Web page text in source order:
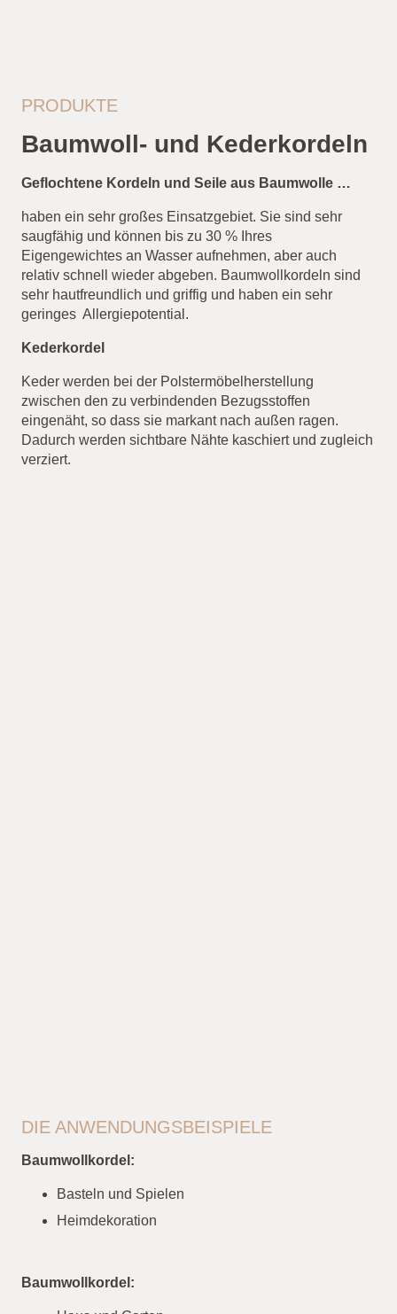
PRODUKTE
Baumwoll- und Kederkordeln
Geflochtene Kordeln und Seile aus Baumwolle …
haben ein sehr großes Einsatzgebiet. Sie sind sehr
saugfähig und können bis zu 30 % Ihres
Eigengewichtes an Wasser aufnehmen, aber auch
relativ schnell wieder abgeben. Baumwollkordeln sind
sehr hautfreundlich und griffig und haben ein sehr
geringes Allergiepotential.
Kederkordel
Keder werden bei der Polstermöbelherstellung
zwischen den zu verbindenden Bezugsstoffen
eingenäht, so dass sie markant nach außen ragen.
Dadurch werden sichtbare Nähte kaschiert und zugleich
verziert.
DIE ANWENDUNGSBEISPIELE
Baumwollkordel:
Basteln und Spielen
Heimdekoration
Baumwollkordel: